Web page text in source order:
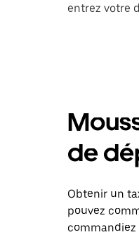
entrez votre
de
Obtenir un
pouvez
commandiez